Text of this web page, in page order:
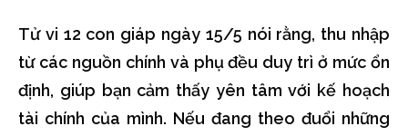
Tử vi 12 con giáp ngày 15/5 nói rằng, thu nhập
từ các nguồn chính và phụ đều duy trì ở mức ổn
định, giúp bạn cảm thấy yên tâm với kế hoạch
tài chính của mình. Nếu đang theo đuổi những